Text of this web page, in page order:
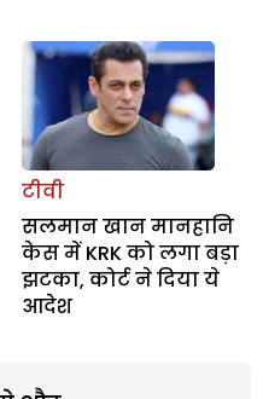
टीवी
सलमान खान मानहानि
केस में KRK को लगा बड़ा
झटका, कोर्ट ने दिया ये
आदेश